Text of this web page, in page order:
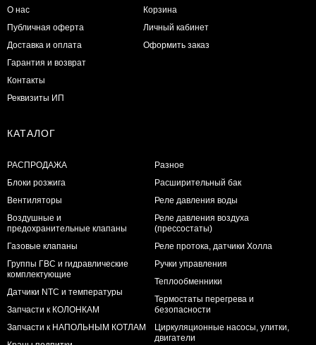
О нас
Публичная оферта
Доставка и оплата
Гарантия и возврат
Контакты
Реквизиты ИП
Корзина
Личный кабинет
Оформить заказ
КАТАЛОГ
РАСПРОДАЖА
Блоки розжига
Вентиляторы
Воздушные и
предохранительные клапаны
Газовые клапаны
Группы ГВС и гидравлические
комплектующие
Датчики NTC и температуры
Запчасти к КОЛОНКАМ
Запчасти к НАПОЛЬНЫМ КОТЛАМ
Разное
Расширительный бак
Реле давления воды
Реле давления воздуха
(прессостаты)
Реле протока, датчики Холла
Ручки управления
Теплообменники
Термостаты перегрева и
безопасности
Циркуляционные насосы, улитки,
двигатели